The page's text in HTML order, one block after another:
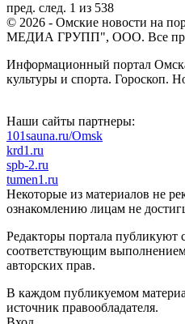
пред. след. 1 из 538
© 2026 - Омские новости на
МЕДИА ГРУПП", ООО. Все
Информационный портал
культуры и спорта. Гороскоп.
Наши сайты партнеры:
101sauna.ru/Omsk
krd1.ru
spb-2.ru
tumen1.ru
Некоторые из материалов не
ознакомлению лицам не
Редакторы портала публикуют
соответствующим
авторских прав.
В каждом публикуемом
источник правообладателя.